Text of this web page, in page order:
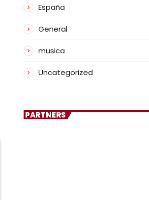
España
General
musica
Uncategorized
PARTNERS